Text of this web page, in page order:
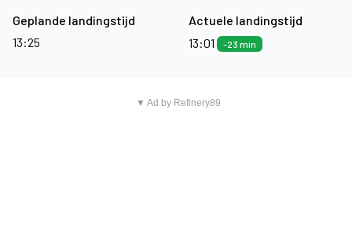
Geplande landingstijd
13:25
Actuele landingstijd
13:01
-23 min
▼ Ad by Refinery89